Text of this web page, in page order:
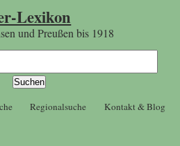
Lexikon
und Preußen bis 1918
Regionalsuche Kontakt & Blog